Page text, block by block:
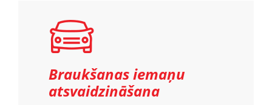
Braukšanas iemaņu
atsvaidzināšana